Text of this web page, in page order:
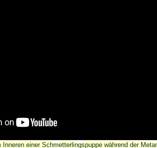
einer Schmetterlingspuppe während der